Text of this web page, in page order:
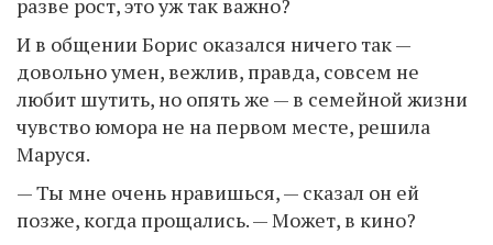
И в общении Борис оказался ничего так —
довольно умен, вежлив, правда, совсем не
любит шутить, но опять же — в семейной жизни
чувство юмора не на первом месте, решила
Маруся.
— Ты мне очень нравишься, — сказал он ей
позже, когда прощались. — Может, в кино?